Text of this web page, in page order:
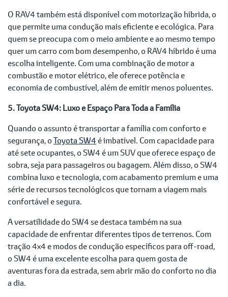
O RAV4 também está disponível com motorização híbrida, o
que permite uma condução mais eficiente e ecológica. Para
quem se preocupa com o meio ambiente e ao mesmo tempo
quer um carro com bom desempenho, o RAV4 híbrido é uma
escolha inteligente. Com uma combinação de motor a
combustão e motor elétrico, ele oferece potência e
economia de combustível, além de emitir menos poluentes.
5. Toyota SW4: Luxo e Espaço Para Toda a Família
Quando o assunto é transportar a família com conforto e
segurança, oToyota SW4 é imbatível. Com capacidade para
até sete ocupantes, o SW4 é um SUV que oferece espaço de
sobra, seja para passageiros ou bagagem. Além disso, o SW4
combina luxo e tecnologia, com acabamento premium e uma
série de recursos tecnológicos que tornam a viagem mais
confortável e segura.
A versatilidade do SW4 se destaca também na sua
capacidade de enfrentar diferentes tipos de terrenos. Com
tração 4x4 e modos de condução específicos para off-road,
o SW4 é uma excelente escolha para quem gosta de
aventuras fora da estrada, sem abrir mão do conforto no dia
a dia.